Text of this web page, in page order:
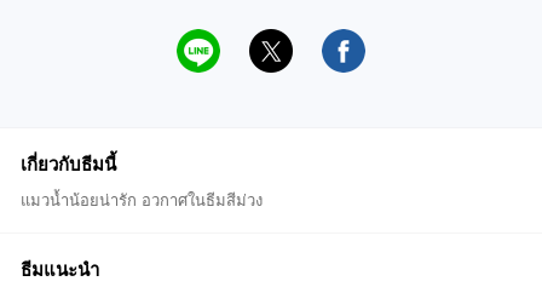
เกี่ยวกับธีมนี้
แมวน้ำน้อยน่ารัก อวกาศในธีมสีม่วง
ธีมแนะนำ